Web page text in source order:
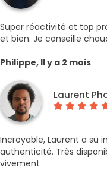
Super réactivité et top
et bien. Je conseille
Philippe, Il y a 2 mois
Laurent
Incroyable, Laurent a su
authenticité. Très
vivement